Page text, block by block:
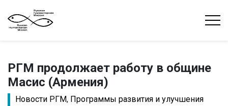
РГМ продолжает работу в общине
Масис (Армения)
Новости РГМ, Программы развития и улучшения